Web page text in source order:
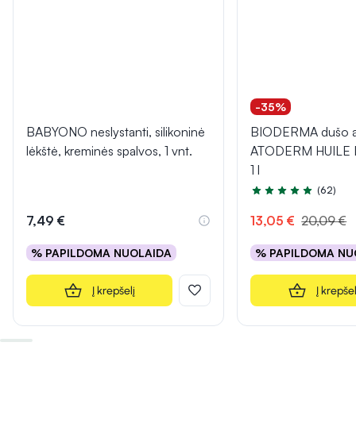
BABYONO neslystanti, silikoninė
lėkštė, kreminės spalvos, 1 vnt.
7,49 €
% PAPILDOMA NUOLAIDA
Į krepšelį
-35%
BIODERMA dušo
ATODERM HUILE
1 l
Įvertinimas 5.0 iš 5
(62)
13,05 € 20,09 €
% PAPILDOMA
Į